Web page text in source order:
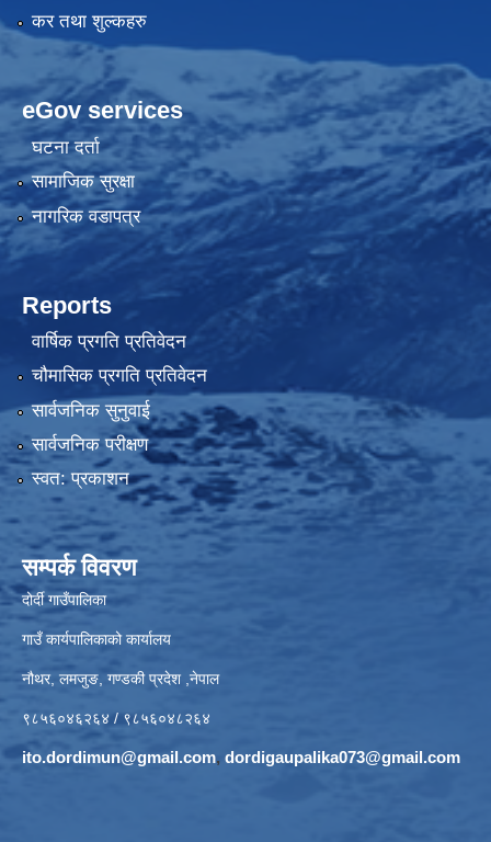
कर तथा शुल्कहरु
eGov services
घटना दर्ता
सामाजिक सुरक्षा
नागरिक वडापत्र
Reports
वार्षिक प्रगति प्रतिवेदन
चौमासिक प्रगति प्रतिवेदन
सार्वजनिक सुनुवाई
सार्वजनिक परीक्षण
स्वत: प्रकाशन
सम्पर्क विवरण
दोर्दी गाउँपालिका
गाउँ कार्यपालिकाको कार्यालय
नौथर, लमजुङ, गण्डकी प्रदेश ,नेपाल
९८५६०४६२६४ / ९८५६०४८२६४
ito.dordimun@gmail.com, dordigaupalika073@gmail.com